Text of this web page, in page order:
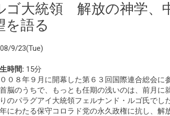
ゴ大統領 解放の神学、
を語る
9/23(Tue)
時間: 15分
０８年９月に開幕した第６３回国際連合総会に
脳のうちで、もっとも任期の浅いのは、前月に
のパラグアイ大統領フェルナンド・ルゴ氏でし
にわたる保守コロラド党の永久政権に抗し、解